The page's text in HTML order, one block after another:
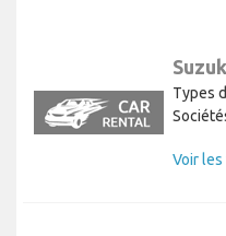
Types
Voir